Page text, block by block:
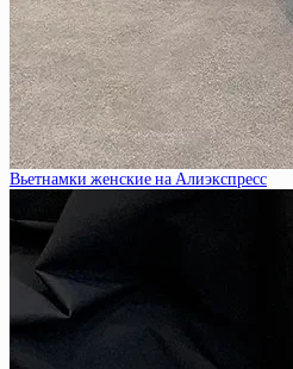
Вьетнамки женские на Алиэкспресс